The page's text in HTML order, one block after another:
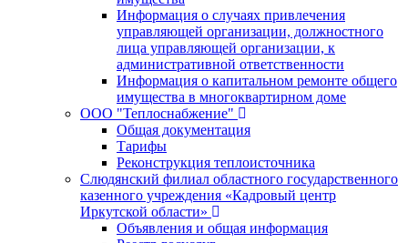
Информация о случаях привлечения
управляющей организации, должностного
лица управляющей организации, к
административной ответственности
Информация о капитальном ремонте общего
имущества в многоквартирном доме
ООО "Теплоснабжение"
Общая документация
Тарифы
Реконструкция теплоисточника
Слюдянский филиал областного государственного
казенного учреждения «Кадровый центр
Иркутской области»
Объявления и общая информация